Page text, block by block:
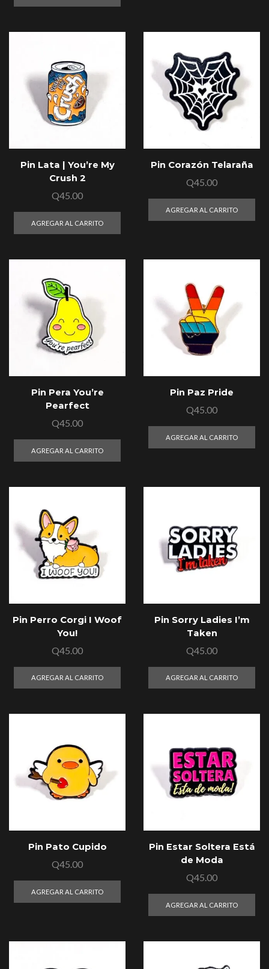
Pin Lata | You’re My
Crush 2
Q45.00
AGREGAR AL CARRITO
Pin Corazón Telaraña
Q45.00
AGREGAR AL CARRITO
Pin Pera You’re
Pearfect
Q45.00
AGREGAR AL CARRITO
Pin Paz Pride
Q45.00
AGREGAR AL CARRITO
Pin Perro Corgi I Woof
You!
Q45.00
AGREGAR AL CARRITO
Pin Sorry Ladies I’m
Taken
Q45.00
AGREGAR AL CARRITO
Pin Pato Cupido
Q45.00
AGREGAR AL CARRITO
Pin Estar Soltera Está
de Moda
Q45.00
AGREGAR AL CARRITO